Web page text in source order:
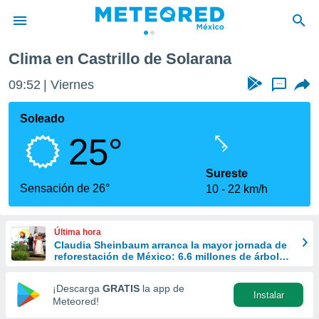
de
ha sido
calidad.
a este
las
y
forma
digital
basada
Clima en Castrillo de Solarana
09:52 Viernes ...
Soleado
25°
Sensación de 26°
Sureste
10
22 km/h
Última hora
Claudia Sheinbaum arranca la mayor jornada de
reforestación de México: 6.6 millones de árboles
¡Descarga GRATIS la app de
Meteored!
Instalar